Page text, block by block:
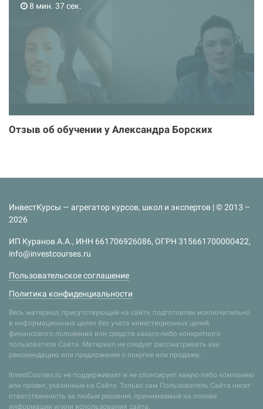
8 мин. 37 сек.
Отзыв об обучении у Александра Борских
ИнвестКурсы — агрегатор курсов, школ и экспертов | © 2013 –
2026
ИП Куранов А.А., ИНН 661706926086, ОГРН 315661700000422,
info@investcourses.ru
Пользовательское соглашение
Политика конфиденциальности
Весь материал, присутствующий на сайте, подготовлен исключительно
в информационных целях без учета инвестиционных целей,
финансового положения или средств какого-либо конкретного
пользователя Сайта. Материал не следует рассматривать как
рекомендацию или предложение о покупке или продаже.
InvestCourses.ru не поддерживает и не спонсирует какую-либо компанию
или проект, указанные на Сайте. Только сам Пользователь Сайта несет
ответственность за любые решения, принимаемые на основе
информации и/или использования сайта.